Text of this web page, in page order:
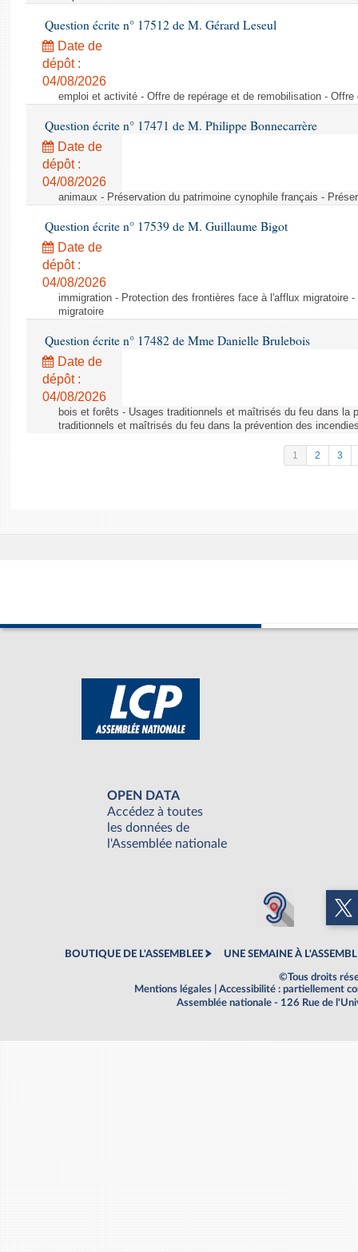
Question écrite n° 17512 de M. Gérard Leseul
Date de
dépôt :
04/08/2026
emploi et activité - Offre de repérage et de remobilisation -
Question écrite n° 17471 de M. Philippe Bonnecarrère
Date de
dépôt :
04/08/2026
animaux - Préservation du patrimoine cynophile français -
Question écrite n° 17539 de M. Guillaume Bigot
Date de
dépôt :
04/08/2026
immigration - Protection des frontières face à l'afflux migratoire
migratoire
Question écrite n° 17482 de Mme Danielle Brulebois
Date de
dépôt :
04/08/2026
bois et forêts - Usages traditionnels et maîtrisés du feu dans la
traditionnels et maîtrisés du feu dans la prévention des
1 2 3
OPEN DATA
Accédez à toutes
les données de
l'Assemblée nationale
BOUTIQUE DE L'ASSEMBLEE UNE SEMAINE À
©Tous droits
Mentions légales
Accessibilité : partiellement
Assemblée nationale - 126 Rue de